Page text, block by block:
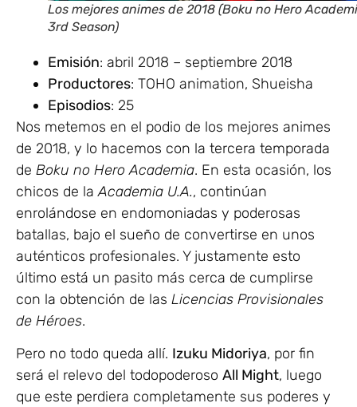
Los mejores animes de 2018 (Boku no Hero
3rd Season)
Emisión: abril 2018 – septiembre 2018
Productores: TOHO animation, Shueisha
Episodios: 25
Nos metemos en el podio de los mejores animes
de 2018, y lo hacemos con la tercera temporada
de Boku no Hero Academia. En esta ocasión, los
chicos de laAcademia U.A., continúan
enrolándose en endomoniadas y poderosas
batallas, bajo el sueño de convertirse en unos
auténticos profesionales. Y justamente esto
último está un pasito más cerca de cumplirse
con la obtención de las Licencias Provisionales
de Héroes.
Pero no todo queda allí. Izuku Midoriya, por fin
será el relevo del todopoderoso All Might, luego
que este perdiera completamente sus poderes y